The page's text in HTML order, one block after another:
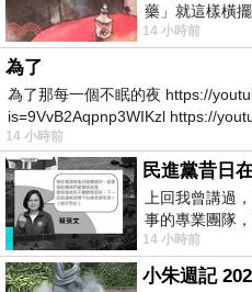
藥」就這樣橫
停止衰老、痛
14 小時前
為了
為了那每一個不眠的夜 https://
is=9VvB2Aqpnp3WIKzl https://
14 小時前
民進黨昔日
上回我曾講過
事的專業團隊
是只會到處甩
14 小時前